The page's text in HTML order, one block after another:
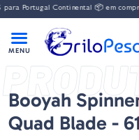
Portugal Continental 📦 em
Booyah
Quad Blade -